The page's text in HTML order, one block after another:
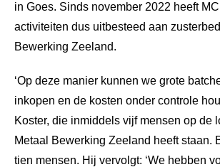
in Goes. Sinds november 2022 heeft
activiteiten dus uitbesteed aan
Bewerking Zeeland.
‘Op deze manier kunnen we grote
inkopen en de kosten onder controle
Koster, die inmiddels vijf mensen op de
Metaal Bewerking Zeeland heeft staan.
tien mensen. Hij vervolgt: ‘We hebben